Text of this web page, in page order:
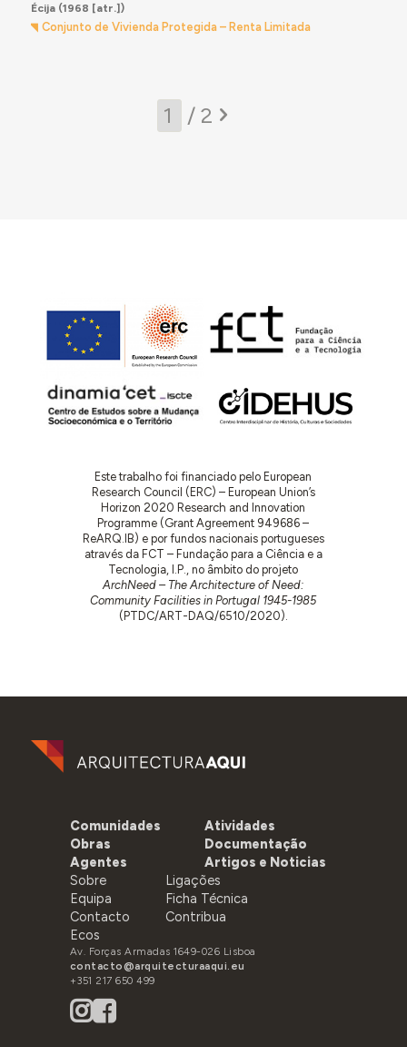
Écija(1968 [atr.])
Conjunto de Vivienda Protegida – Renta Limitada
/ 2
Este trabalho foi financiado pelo European
Research Council (ERC) – European Union’s
Horizon 2020 Research and Innovation
Programme (Grant Agreement 949686 –
ReARQ.IB) e por fundos nacionais portugueses
através da FCT – Fundação para a Ciência e a
Tecnologia, I.P., no âmbito do projeto
ArchNeed – The Architecture of Need:
Community Facilities in Portugal 1945-1985
(PTDC/ART-DAQ/6510/2020).
Comunidades
Obras
Agentes
Atividades
Documentação
Artigos e Noticias
Sobre
Equipa
Contacto
Ecos
Ligações
Ficha Técnica
Contribua
Av. Forças Armadas 1649-026 Lisboa
contacto@arquitecturaaqui.eu
+351 217 650 499